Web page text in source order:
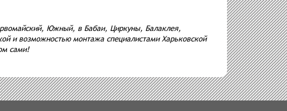
Южный, в Бабаи, Циркуны, Балаклея,
и возможностью монтажа специалистами Харьковской
сами!